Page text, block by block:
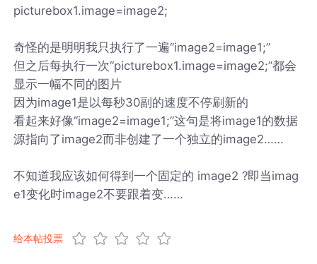
picturebox1.image=image2;
奇怪的是明明我只执行了一遍“image2=image1;”
但之后每执行一次“picturebox1.image=image2;”都会
显示一幅不同的图片
因为image1是以每秒30副的速度不停刷新的
看起来好像“image2=image1;”这句是将image1的数据
源指向了image2而非创建了一个独立的image2……
不知道我应该如何得到一个固定的 image2 ?即当imag
e1变化时image2不要跟着变……
给本帖投票